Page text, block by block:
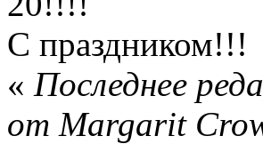
С праздником!!!
« Последнее
от Margarit